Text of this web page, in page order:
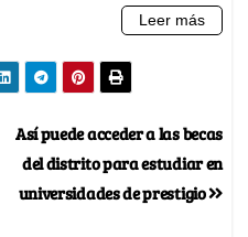
Así puede acceder a las becas
del distrito para estudiar en
universidades de prestigio